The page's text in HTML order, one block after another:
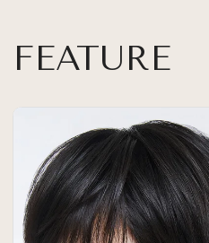
FEATURE